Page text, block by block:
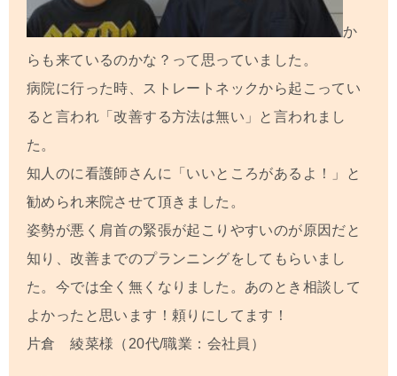
か
らも来ているのかな？って思っていました。
病院に行った時、ストレートネックから起こってい
ると言われ「改善する方法は無い」と言われまし
た。
知人のに看護師さんに「いいところがあるよ！」と
勧められ来院させて頂きました。
姿勢が悪く肩首の緊張が起こりやすいのが原因だと
知り、改善までのプランニングをしてもらいまし
た。今では全く無くなりました。あのとき相談して
よかったと思います！頼りにしてます！
片倉 綾菜様（20代/職業：会社員）